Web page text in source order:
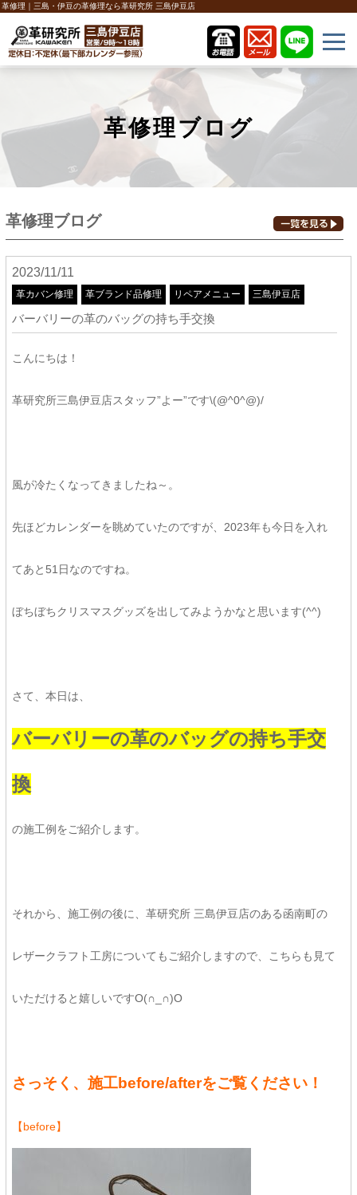
革修理｜三島・伊豆の革修理なら革研究所 三島伊豆店
革修理ブログ
革修理ブログ
2023/11/11
革カバン修理 革ブランド品修理 リペアメニュー 三島伊豆店
バーバリーの革のバッグの持ち手交換
こんにちは！
革研究所三島伊豆店スタッフ”よー”です\(@^0^@)/
風が冷たくなってきましたね～。
先ほどカレンダーを眺めていたのですが、2023年も今日を入れ
てあと51日なのですね。
ぼちぼちクリスマスグッズを出してみようかなと思います(^^)
さて、本日は、
バーバリーの革のバッグの持ち手交
換
の施工例をご紹介します。
それから、施工例の後に、革研究所 三島伊豆店のある函南町の
レザークラフト工房についてもご紹介しますので、こちらも見て
いただけると嬉しいですO(∩_∩)O
さっそく、施工before/afterをご覧ください！
【before】